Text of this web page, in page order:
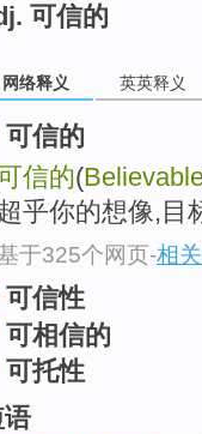
可信的
网络释义 英英释义
可信的
信的(
乎你的想像,目
于325个网页-相
可信性
可相信的
可托性